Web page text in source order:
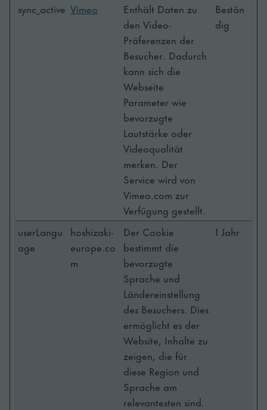
sync_active Vimeo
Enthält Daten zu
den Video-
Präferenzen der
Besucher. Dadurch
kann sich die
Webseite
Parameter wie
bevorzugte
Lautstärke oder
Videoqualität
merken. Der
Service wird von
Vimeo.com zur
Verfügung gestellt.
Bestän
dig
userLangu
age
hoshizaki-
europe.co
m
Der Cookie
bestimmt die
bevorzugte
Sprache und
Ländereinstellung
des Besuchers. Dies
ermöglicht es der
Website, Inhalte zu
zeigen, die für
diese Region und
Sprache am
relevantesten sind.
1 Jahr